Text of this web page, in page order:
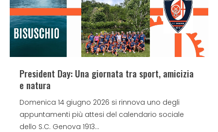
President Day: Una giornata tra sport, amicizia
e natura
Domenica 14 giugno 2026 si rinnova uno degli
appuntamenti più attesi del calendario sociale
dello S.C. Genova 1913...